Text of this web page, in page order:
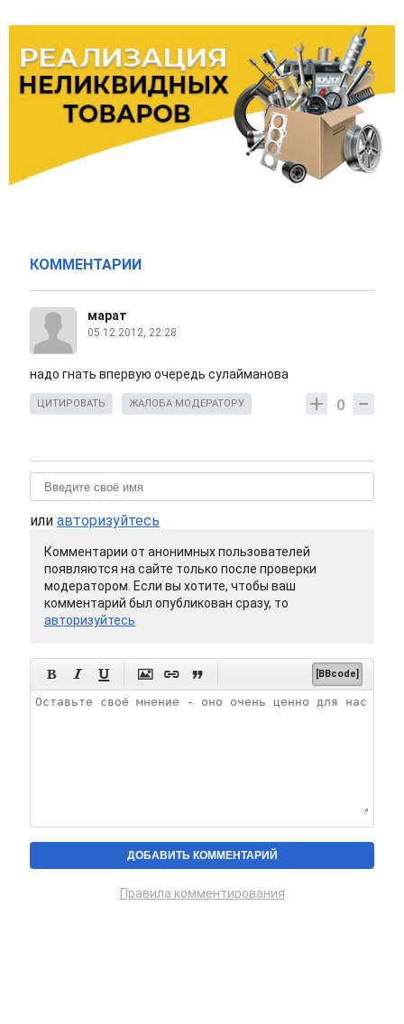
КОММЕНТАРИИ
марат
05.12.2012, 22:28
надо гнать впервую очередь сулайманова
0
ЦИТИРОВАТЬ ЖАЛОБА МОДЕРАТОРУ
или авторизуйтесь
Комментарии от анонимных пользователей
появляются на сайте только после проверки
модератором. Если вы хотите, чтобы ваш
комментарий был опубликован сразу, то
авторизуйтесь
      [BBcode]
Правила комментирования